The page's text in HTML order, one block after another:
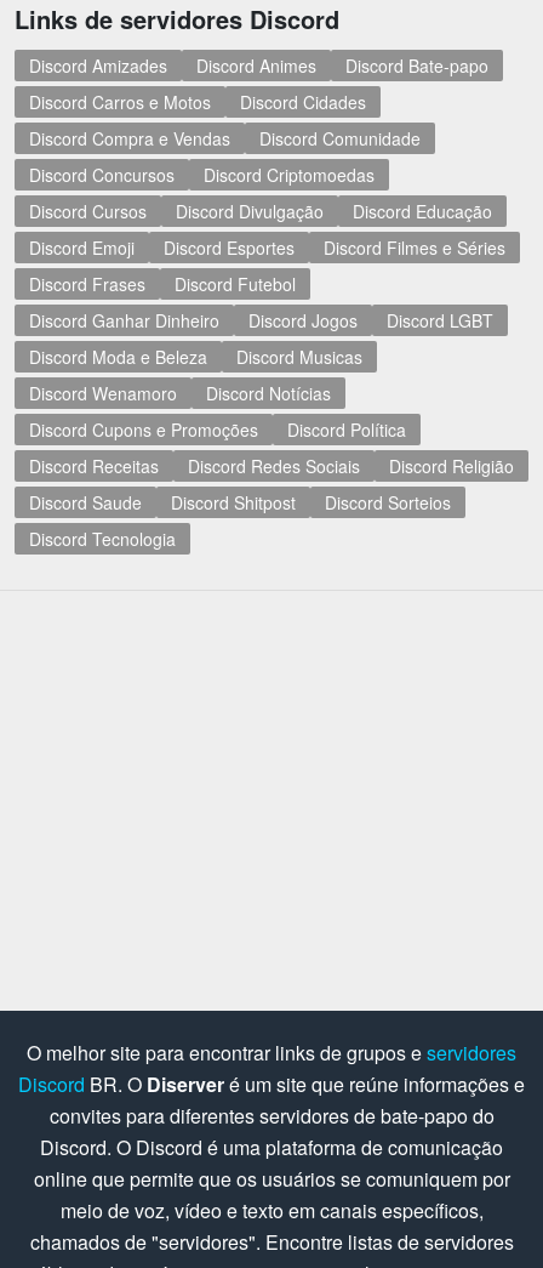
Links de servidores Discord
Discord Amizades Discord Animes
Discord Bate-papo
Discord Carros e Motos
Discord Cidades
Discord Compra e Vendas
Discord Comunidade
Discord Concursos
Discord Criptomoedas
Discord Cursos
Discord Divulgação
Discord Educação
Discord Emoji
Discord Esportes
Discord Filmes e Séries
Discord Frases
Discord Futebol
Discord Ganhar Dinheiro
Discord Jogos
Discord LGBT
Discord Moda e Beleza
Discord Musicas
Discord Wenamoro
Discord Notícias
Discord Cupons e Promoções
Discord Política
Discord Receitas
Discord Redes Sociais
Discord Religião
Discord Saude
Discord Shitpost
Discord Sorteios
Discord Tecnologia
O melhor site para encontrar links de grupos eservidores
Discord BR. O Diserveré um site que reúne informações e
convites para diferentes servidores de bate-papo do
Discord. O Discord é uma plataforma de comunicação
online que permite que os usuários se comuniquem por
meio de voz, vídeo e texto em canais específicos,
chamados de "servidores". Encontre listas de servidores